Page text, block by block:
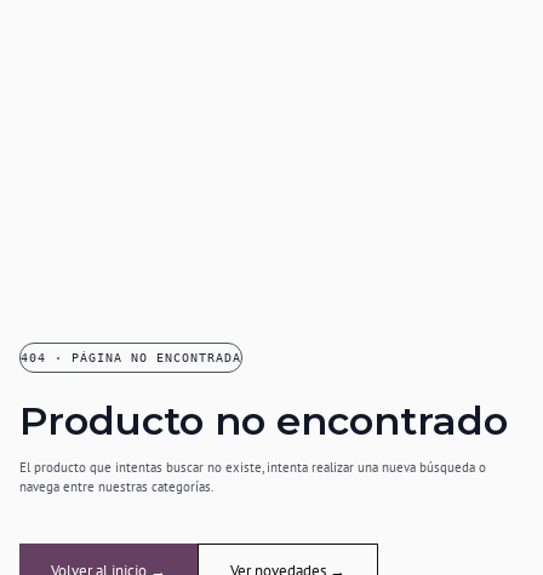
404 · PÁGINA NO ENCONTRADA
Producto no encontrado
El producto que intentas buscar no existe, intenta realizar una nueva búsqueda o
navega entre nuestras categorías.